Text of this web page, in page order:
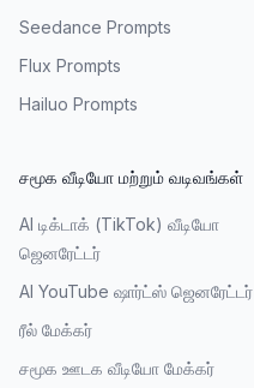
Seedance Prompts
Flux Prompts
Hailuo Prompts
சமூக வீடியோ மற்றும் வடிவங்கள்
AI டிக்டாக் (TikTok) வீடியோ
ஜெனரேட்டர்
AI YouTube ஷார்ட்ஸ் ஜெனரேட்டர்
ரீல் மேக்கர்
சமூக ஊடக வீடியோ மேக்கர்